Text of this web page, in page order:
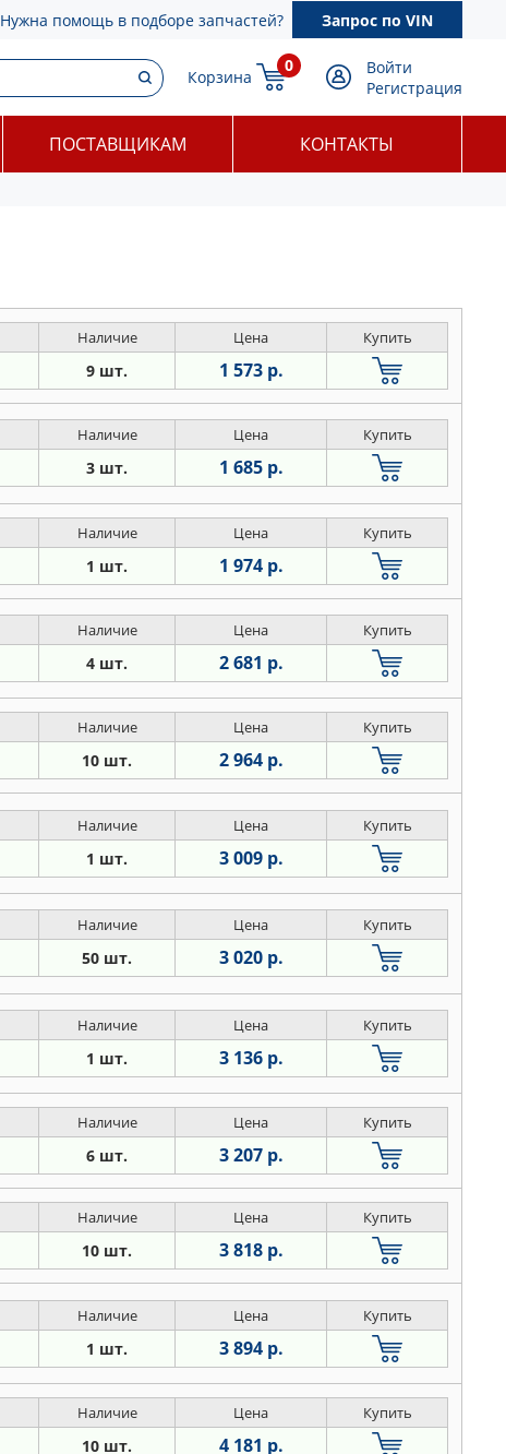
Нужна помощь в подборе запчастей? Запрос по VIN
Корзина
0
Войти
Регистрация
ПОСТАВЩИКАМ КОНТАКТЫ
Наличие Цена Купить
9 шт. 1 573 р.
Наличие Цена Купить
3 шт. 1 685 р.
Наличие Цена Купить
1 шт. 1 974 р.
Наличие Цена Купить
4 шт. 2 681 р.
Наличие Цена Купить
10 шт. 2 964 р.
Наличие Цена Купить
1 шт. 3 009 р.
Наличие Цена Купить
50 шт. 3 020 р.
Наличие Цена Купить
1 шт. 3 136 р.
Наличие Цена Купить
6 шт. 3 207 р.
Наличие Цена Купить
10 шт. 3 818 р.
Наличие Цена Купить
1 шт. 3 894 р.
Наличие Цена Купить
10 шт. 4 181 р.